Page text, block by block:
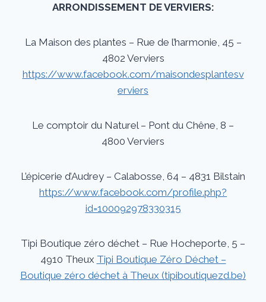
ARRONDISSEMENT DE VERVIERS:
La Maison des plantes – Rue de l’harmonie, 45 –
4802 Verviers
https://www.facebook.com/maisondesplantesv
erviers
Le comptoir du Naturel – Pont du Chêne, 8 –
4800 Verviers
L’épicerie d’Audrey – Calabosse, 64 – 4831 Bilstain
https://www.facebook.com/profile.php?
id=100092978330315
Tipi Boutique zéro déchet – Rue Hocheporte, 5 –
4910 Theux Tipi Boutique Zéro Déchet –
Boutique zéro déchet à Theux (tipiboutiquezd.be)